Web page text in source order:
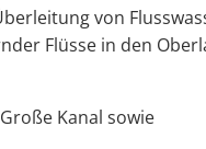
von
Flüsse in den
Kanal sowie